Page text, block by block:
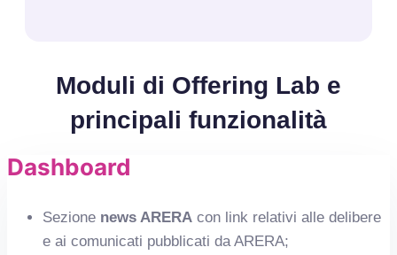
Moduli di Offering Lab e
principali funzionalità
Dashboard
Sezione news ARERA con link relativi alle delibere
e ai comunicati pubblicati da ARERA;